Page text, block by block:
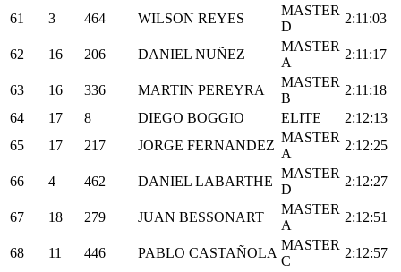
61 3 464 WILSON REYES
MASTER
D
2:11:03
62 16 206 DANIEL NUÑEZ
MASTER
A
2:11:17
63 16 336 MARTIN PEREYRA
MASTER
B
2:11:18
64
17 8 DIEGO BOGGIO ELITE
2:12:13
65
17 217 JORGE FERNANDEZ
MASTER
A
2:12:25
66 4 462 DANIEL LABARTHE
MASTER
D
2:12:27
67 18 279 JUAN BESSONART
MASTER
A
2:12:51
68 11 446 PABLO CASTAÑOLA
MASTER
C
2:12:57